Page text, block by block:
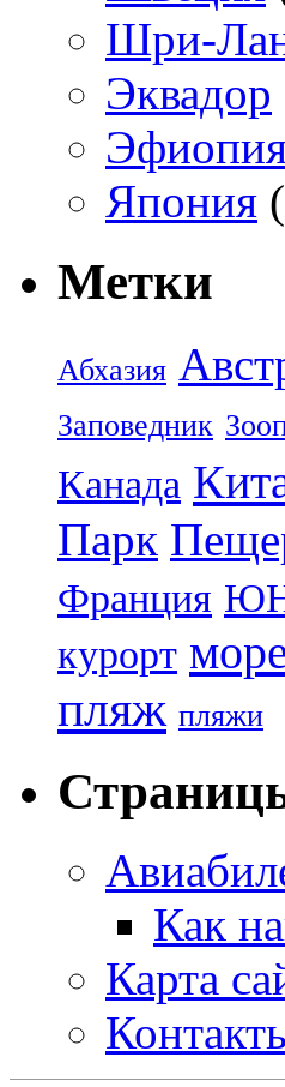
Шри-
Эквадор
Япония
Метки
Абхазия
Заповедник
Канада
Парк
Франция
курорт
пляж пляжи
Как
Карта